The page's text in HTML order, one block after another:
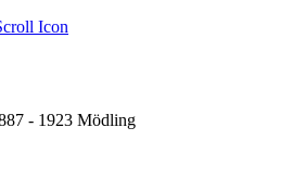
- 1923 Mödling